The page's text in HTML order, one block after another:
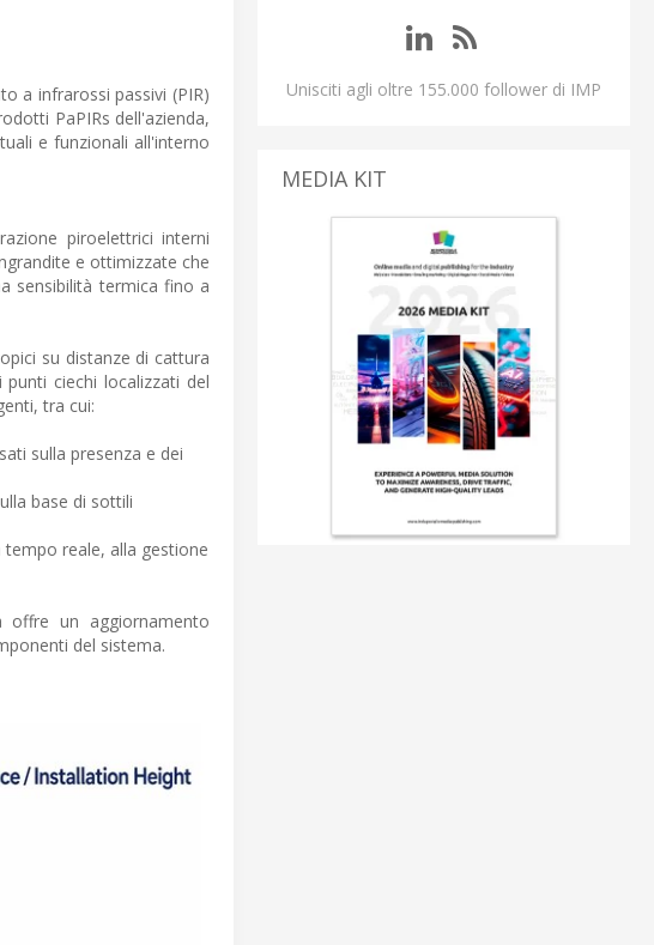
a infrarossi passivi (PIR)
PaPIRs dell'azienda,
e funzionali all'interno
piroelettrici interni
e ottimizzate che
sensibilità termica fino a
su distanze di cattura
ciechi localizzati del
tra cui:
sulla presenza e dei
base di sottili
reale, alla gestione
offre un aggiornamento
del sistema.
Unisciti agli oltre 155.000 follower di IMP
MEDIA KIT